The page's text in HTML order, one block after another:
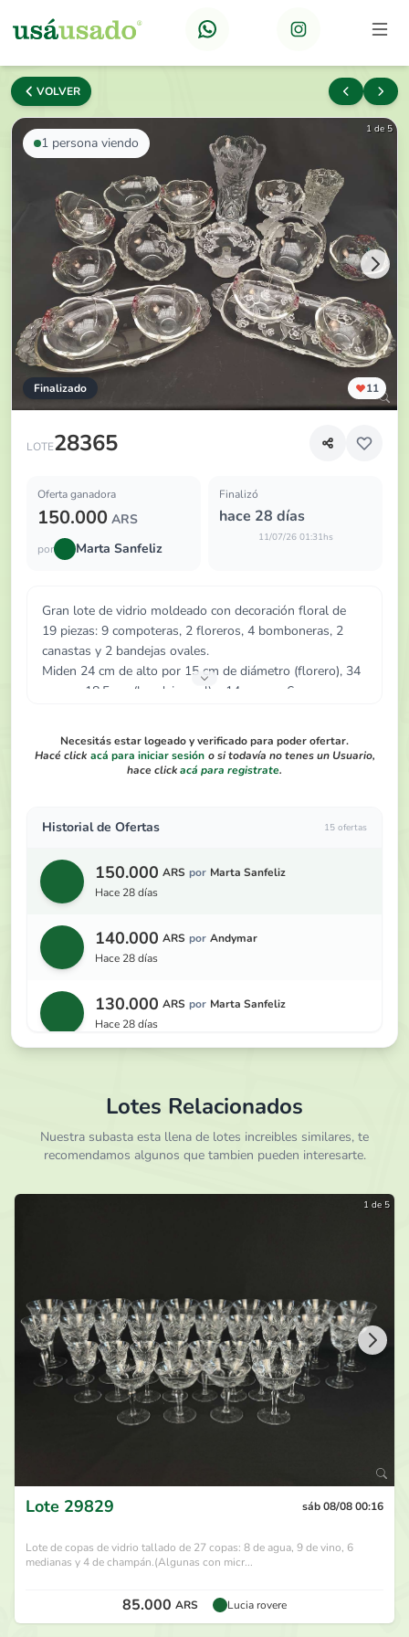
VOLVER
1 persona viendo
Finalizado 11
1 de 5
LOTE28365
Gran lote de vidrio moldeado con decoración floral de 19
Oferta ganadora
150.000 ARS
por Marta Sanfeliz
Finalizó
hace 28 días
11/07/26 01:31hs
Gran lote de vidrio moldeado con decoración floral de
19 piezas: 9 compoteras, 2 floreros, 4 bomboneras, 2
canastas y 2 bandejas ovales.
Miden 24 cm de alto por 15 cm de diámetro (florero), 34
cm por 18,5 cm (bandeja oval) y 14 cm por 6 cm
Necesitás estar logeado y verificado para poder ofertar.
Hacé click acá para iniciar sesión o si todavía no tenes un Usuario,
hace clickacá para registrate.
Historial de Ofertas 15 ofertas
150.000 ARS por Marta Sanfeliz
hace 28 días
140.000 ARS por Andymar
hace 28 días
130.000 ARS por Marta Sanfeliz
hace 28 días
110.000 ARS por Marta Sanfeliz
hace 28 días
100.000
90.000 ARS por Verolagrecca
hace 28 días
85.000 ARS por Serafin
hace 28 días
hace 28 días
Lotes Relacionados
Nuestra subasta esta llena de lotes increibles similares, te
recomendamos algunos que tambien pueden interesarte.
1 de 5
Lote 29829 sáb 08/08 00:16
Lote de copas de vidrio tallado de 27 copas: 8 de agua, 9 de vino, 6
medianas y 4 de champán.(Algunas con micr...
85.000 ARS Lucia rovere